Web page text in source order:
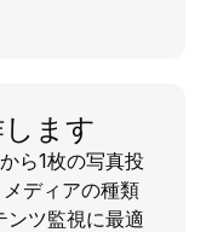
ます
ら1枚の写真投
ディアの種類
ンツ監視に最適